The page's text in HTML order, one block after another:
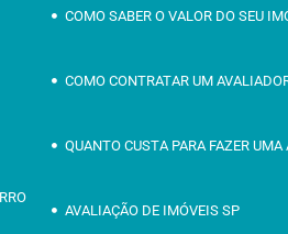
COMO SABER O VALOR DO SEU
COMO CONTRATAR UM
QUANTO CUSTA PARA FAZER
AVALIAÇÃO DE IMÓVEIS SP